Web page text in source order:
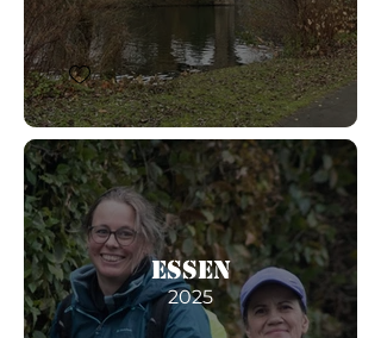
Essen
2025